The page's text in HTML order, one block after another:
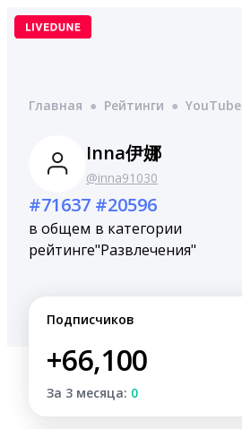
Перейти
Главная ● Рейтинги ● YouTube
Inna伊娜
@inna91030
#71637
в общем
рейтинге
#20596
в категории
"Развлечения"
Подписчиков
+66,100
За 3 месяца: 0